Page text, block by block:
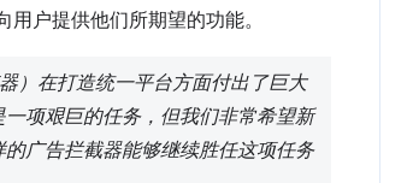
户提供他们所期望的功能。
）在打造统一平台方面付出了巨大
项艰巨的任务，但我们非常希望新
广告拦截器能够继续胜任这项任务